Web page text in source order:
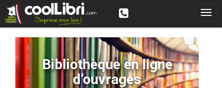
Bibliothèque en ligne
d’ouvrages